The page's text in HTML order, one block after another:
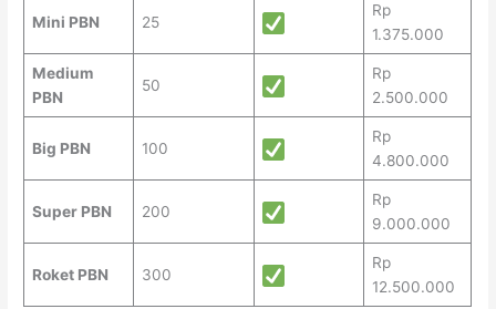
Mini PBN 25
Rp
1.375.000
Medium
PBN
50
Rp
2.500.000
Big PBN 100
Rp
4.800.000
Super PBN 200
Rp
9.000.000
Roket PBN 300
Rp
12.500.000